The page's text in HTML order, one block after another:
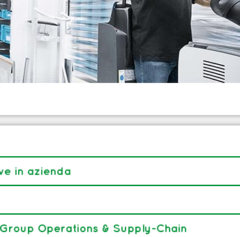
in azienda
Operations & Supply-Chain